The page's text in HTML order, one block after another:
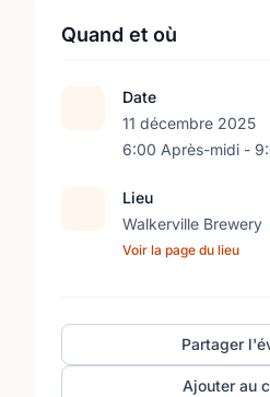
Quand et où
Date
11 décembre 2025
6:00 Après-midi -
Lieu
Walkerville Brewery
Voir la page du lieu
Partager
Ajouter au